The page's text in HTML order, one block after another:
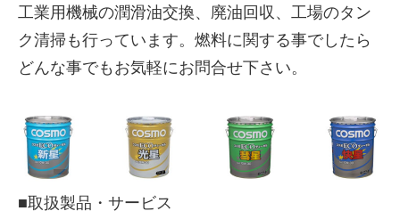
株式会社吾妻製作所 会社案
工業用機械の潤滑油交換、廃油回収、工場のタン
ク清掃も行っています。燃料に関する事でしたら
どんな事でもお気軽にお問合せ下さい。
■取扱製品・サービス